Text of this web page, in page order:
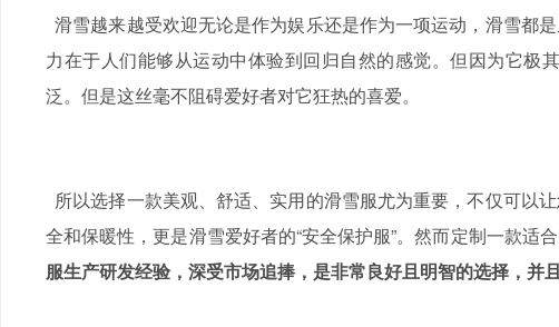
滑雪越来越受欢迎无论是作为娱乐还是作为一项运动，滑雪都
力在于人们能够从运动中体验到回归自然的感觉。但因为它极
泛。但是这丝毫不阻碍爱好者对它狂热的喜爱。
所以选择一款美观、舒适、实用的滑雪服尤为重要，不仅可以
全和保暖性，更是滑雪爱好者的“安全保护服”。然而定制一款适
服生产研发经验，深受市场追捧，是非常良好且明智的选择，并